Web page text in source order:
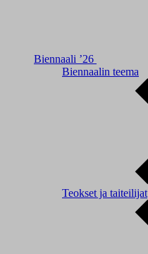
Biennaali ’26
Biennaalin teema
Teokset ja taiteilijat